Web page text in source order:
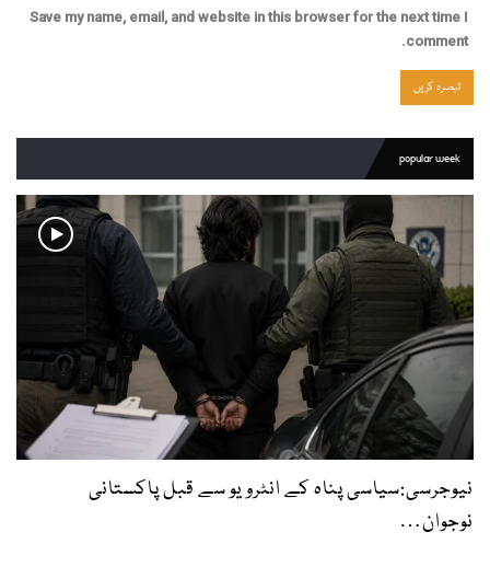
Save my name, email, and website in this browser for the next time I
comment.
popular week
نیوجرسی:سیاسی پناہ کے انٹرویو سے قبل پاکستانی
نوجوان…